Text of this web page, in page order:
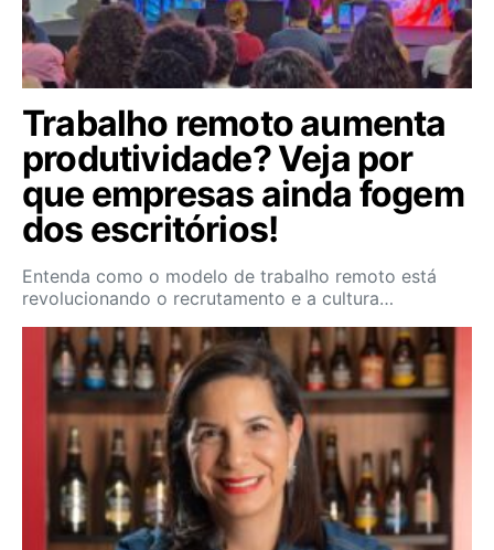
Trabalho remoto aumenta
produtividade? Veja por
que empresas ainda fogem
dos escritórios!
Entenda como o modelo de trabalho remoto está
revolucionando o recrutamento e a cultura…